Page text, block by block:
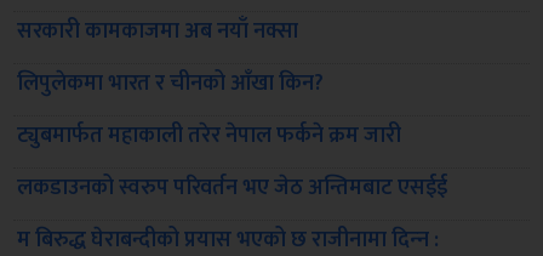
सरकारी कामकाजमा अब नयाँ नक्सा
लिपुलेकमा भारत र चीनको आँखा किन?
ट्युबमार्फत महाकाली तरेर नेपाल फर्कने क्रम जारी
लकडाउनको स्वरुप परिवर्तन भए जेठ अन्तिमबाट एसईई
म बिरुद्ध घेराबन्दीको प्रयास भएको छ राजीनामा दिन्‍न :